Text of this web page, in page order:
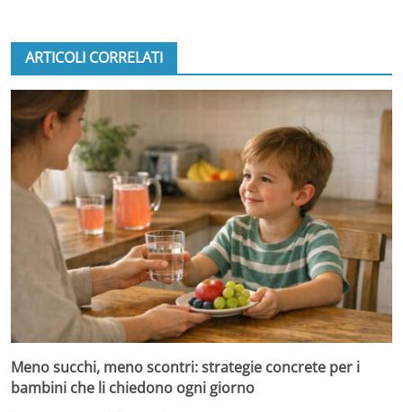
ARTICOLI CORRELATI
Meno succhi, meno scontri: strategie concrete per i
bambini che li chiedono ogni giorno